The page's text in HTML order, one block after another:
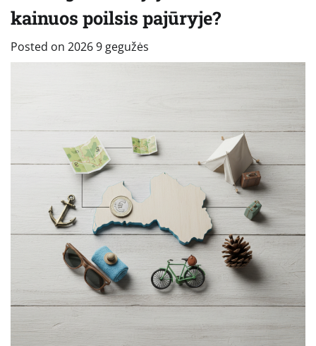
kainuos poilsis pajūryje?
Posted on 2026 9 gegužės